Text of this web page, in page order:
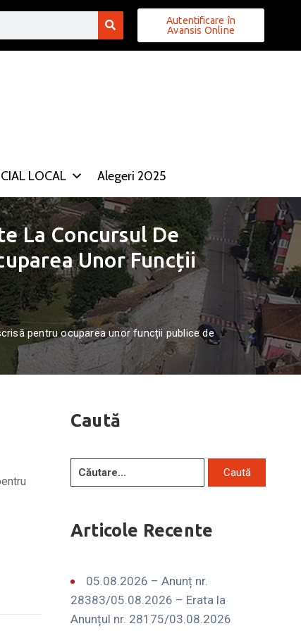
Autentificare în
Avansis Online
LOCAL Alegeri 2025
La Concursul De
Unor Funcții
pentru ocuparea unor funcții publice de
Caută
Articole Recente
05.08.2026 – Anunț nr.
28383/05.08.2026 – Erata la
Anunțul nr. 28175/03.08.2026